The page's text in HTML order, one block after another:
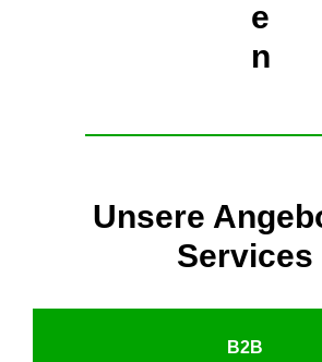
e
n
Unsere
Services
B2B